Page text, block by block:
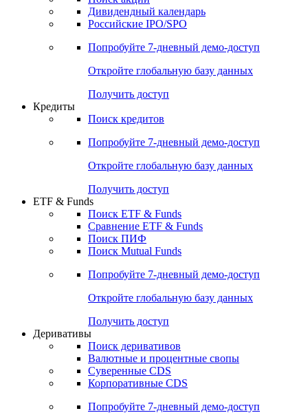
Дивидендный календарь
Российские IPO/SPO
Попробуйте 7-дневный демо-доступ
Откройте глобальную базу данных
Получить доступ
Кредиты
Поиск кредитов
Попробуйте 7-дневный демо-доступ
Откройте глобальную базу данных
Получить доступ
ETF & Funds
Поиск ETF & Funds
Сравнение ETF & Funds
Поиск ПИФ
Поиск Mutual Funds
Попробуйте 7-дневный демо-доступ
Откройте глобальную базу данных
Получить доступ
Деривативы
Поиск деривативов
Валютные и процентные свопы
Суверенные CDS
Корпоративные CDS
Попробуйте 7-дневный демо-доступ